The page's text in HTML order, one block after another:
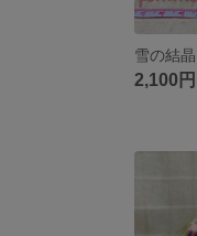
雪の結
2,100円